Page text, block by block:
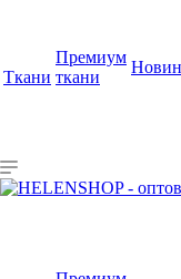
Ткани
Премиум
ткани